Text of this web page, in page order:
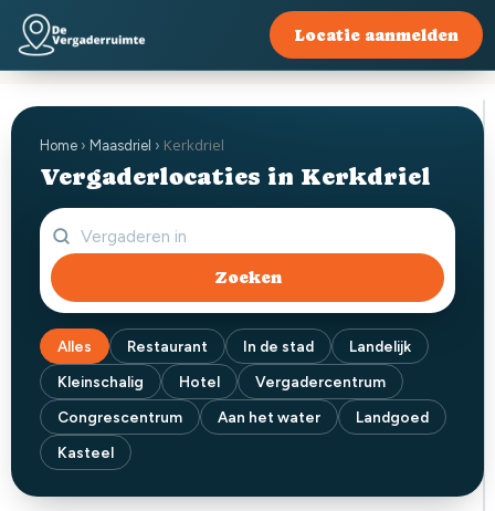
Locatie aanmelden
Home › Maasdriel › Kerkdriel
Vergaderlocaties in Kerkdriel
Zoeken
Alles Restaurant In de stad
Landelijk
Kleinschalig
Hotel
Vergadercentrum
Congrescentrum
Aan het water
Landgoed
Kasteel